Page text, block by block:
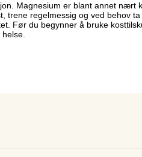
Magnesium er blant annet
regelmessig og ved behov
Før du begynner å bruke